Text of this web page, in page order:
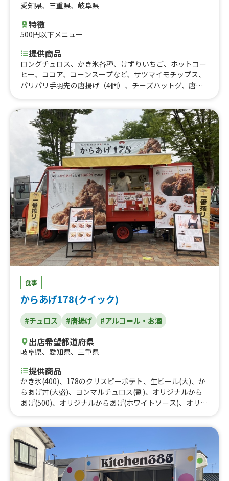
愛知県、 三重県、 岐阜県
特徴
500円以下メニュー
提供商品
ロングチュロス、かき氷各種、けずりいちご、ホットコー
ヒー、ココア、コーンスープなど、サツマイモチップス、
パリパリ手羽先の唐揚げ（4個）、チーズハットグ、唐揚
食事
からあげ178(クイック)
#チュロス #唐揚げ #アルコール・お酒
出店希望都道府県
岐阜県、 愛知県、 三重県
提供商品
かき氷(400)、178のクリスピーポテト、生ビール(大)、か
らあげ丼(大盛)、ヨンマルチュロス(割)、オリジナルから
あげ(500)、オリジナルからあげ(ホワイトソース)、オリジ
ス(500)、からあげ丼、オリジナルからあげ大、オリジナ
ルからあげ 小